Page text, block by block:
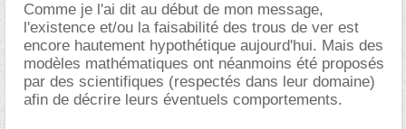
Comme je l'ai dit au début de mon message,
l'existence et/ou la faisabilité des trous de ver est
encore hautement hypothétique aujourd'hui. Mais des
modèles mathématiques ont néanmoins été proposés
par des scientifiques (respectés dans leur domaine)
afin de décrire leurs éventuels comportements.